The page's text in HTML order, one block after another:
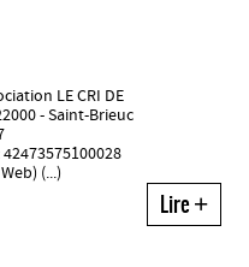
LE CRI DE
- Saint-Brieuc
(...)
Lire+